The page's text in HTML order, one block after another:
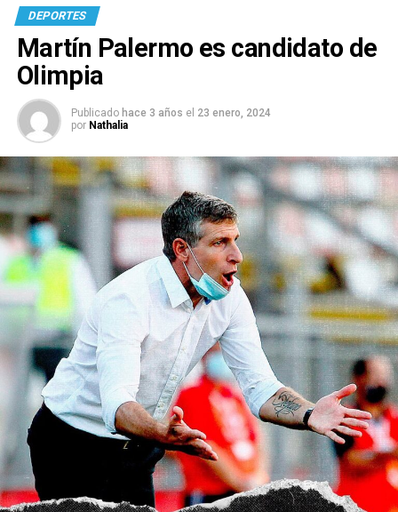
DEPORTES
Martín Palermo es candidato de
Olimpia
Publicado hace 3 años el 23 enero, 2024
por Nathalia